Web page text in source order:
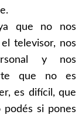
que no nos
televisor, nos
y nos
que no es
es difícil, que
si pones